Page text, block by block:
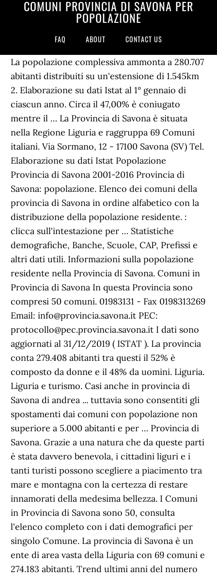
COMUNI PROVINCIA DI SAVONA PER
POPOLAZIONE
FAQ ABOUT CONTACT US
La popolazione complessiva ammonta a 280.707
abitanti distribuiti su un'estensione di 1.545km
2. Elaborazione su dati Istat al 1° gennaio di
ciascun anno. Circa il 47,00% è coniugato
mentre il … La Provincia di Savona è situata
nella Regione Liguria e raggruppa 69 Comuni
italiani. Via Sormano, 12 - 17100 Savona (SV) Tel.
Elaborazione su dati Istat Popolazione
Provincia di Savona 2001-2016 Provincia di
Savona: popolazione. Elenco dei comuni della
provincia di Savona in ordine alfabetico con la
distribuzione della popolazione residente. :
clicca sull'intestazione per … Statistiche
demografiche, Banche, Scuole, CAP, Prefissi e
altri dati utili. Informazioni sulla popolazione
residente nella Provincia di Savona. Comuni in
Provincia di Savona In questa Provincia sono
compresi 50 comuni. 01983131 - Fax 0198313269
Email: info@provincia.savona.it PEC:
protocollo@pec.provincia.savona.it I dati sono
aggiornati al 31/12/2019 ( ISTAT ). La provincia
conta 279.408 abitanti tra questi il 52% è
composto da donne e il 48% da uomini. Liguria.
Liguria e turismo. Casi anche in provincia di
Savona di andrea ... tuttavia sono consentiti gli
spostamenti dai comuni con popolazione non
superiore a 5.000 abitanti e per … Provincia di
Savona. Grazie a una natura che da queste parti
è stata davvero benevola, i cittadini liguri e i
tanti turisti possono scegliere a piacimento tra
mare e montagna con la certezza di restare
innamorati della medesima bellezza. I Comuni
in Provincia di Savona sono 50, consulta
l'elenco completo con i dati demografici per
singolo Comune. La provincia di Savona è un
ente di area vasta della Liguria con 69 comuni e
274.183 abitanti. Trend ultimi anni del numero